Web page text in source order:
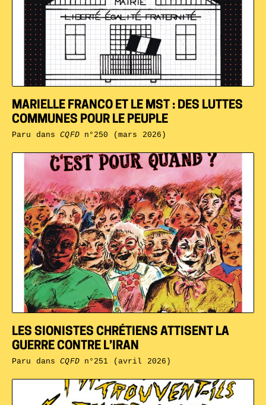
LES SIONISTES CHRÉTIENS ATTISENT LA
GUERRE CONTRE L’IRAN
Paru dansCQFDn°251 (avril 2026)
MARIELLE FRANCO ET LE MST : DES LUTTES
COMMUNES POUR LE PEUPLE
Paru dansCQFDn°250 (mars 2026)